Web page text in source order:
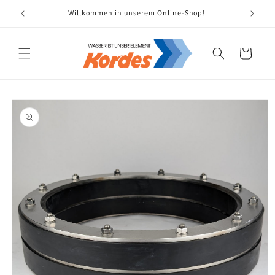
zum
Willkommen in unserem Online-Shop!
Warenkorb